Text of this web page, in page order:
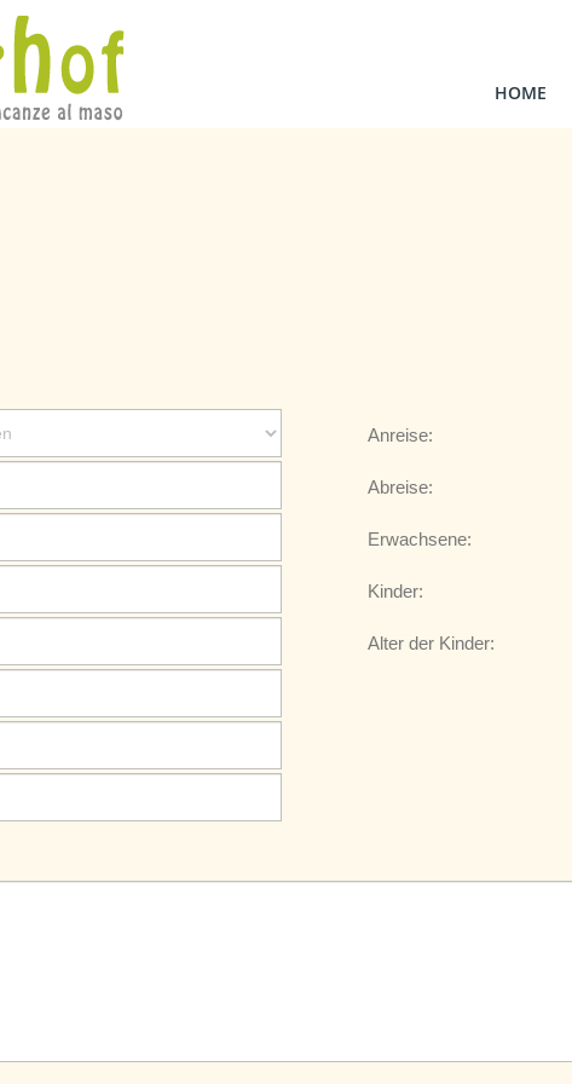
HOME
Anreise:
Abreise:
Erwachsene:
Kinder:
Alter der Kinder: